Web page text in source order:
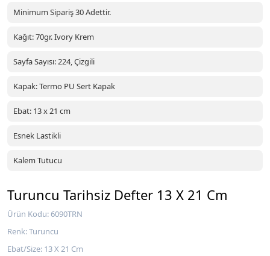
Minimum Sipariş 30 Adettir.
Kağıt: 70gr. Ivory Krem
Sayfa Sayısı: 224, Çizgili
Kapak: Termo PU Sert Kapak
Ebat: 13 x 21 cm
Esnek Lastikli
Kalem Tutucu
Turuncu Tarihsiz Defter 13 X 21 Cm
Ürün Kodu: 6090TRN
Renk: Turuncu
Ebat/Size: 13 X 21 Cm